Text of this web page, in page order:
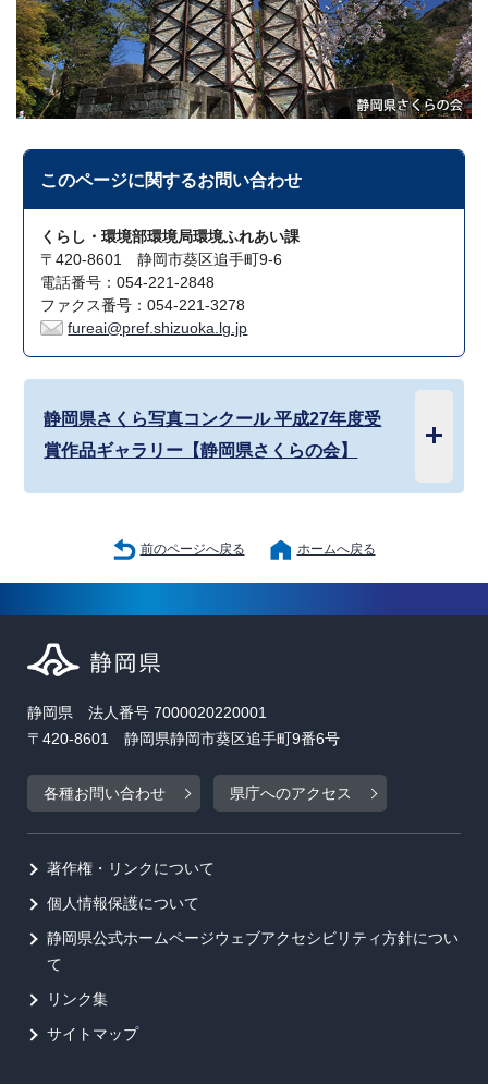
このページに関するお問い合わせ
くらし・環境部環境局環境ふれあい課
〒420-8601 静岡市葵区追手町9-6
電話番号：054-221-2848
ファクス番号：054-221-3278
fureai@pref.shizuoka.lg.jp
静岡県さくら写真コンクール 平成27年度受
賞作品ギャラリー【静岡県さくらの会】
前のページへ戻る ホームへ戻る
静岡県 法人番号 7000020220001
〒420-8601 静岡県静岡市葵区追手町9番6号
各種お問い合わせ 県庁へのアクセス
著作権・リンクについて
個人情報保護について
静岡県公式ホームページウェブアクセシビリティ方針につい
て
リンク集
サイトマップ